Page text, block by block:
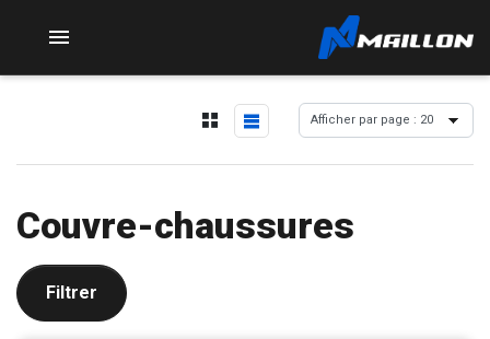

Couvre-chaussures
Filtrer